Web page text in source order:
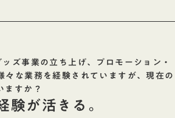
ズ事業の立ち上げ、プロモーション・
々な業務を経験されていますが、現在の
ますか？
験が活きる。